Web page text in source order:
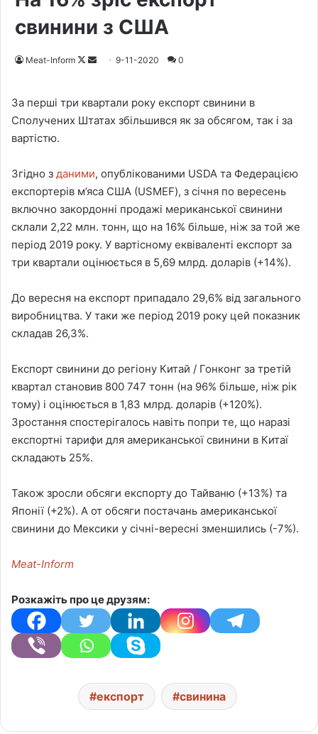
свинини з США
Meat-Inform
F
o
n
X
d
a
m
a
i
l
9-11-2020 0
За перші три квартали року експорт свинини в
Сполучених Штатах збільшився як за обсягом, так і за
вартістю.
Згідно з даними, опублікованими USDA та Федерацією
експортерів м’яса США (USMEF), з січня по вересень
включно закордонні продажі мериканської свинини
склали 2,22 млн. тонн, що на 16% більше, ніж за той же
період 2019 року. У вартісному еквіваленті експорт за
три квартали оцінюється в 5,69 млрд. доларів (+14%).
До вересня на експорт припадало 29,6% від загального
виробництва. У таки же період 2019 року цей показник
складав 26,3%.
Експорт свинини до регіону Китай / Гонконг за третій
квартал становив 800 747 тонн (на 96% більше, ніж рік
тому) і оцінюється в 1,83 млрд. доларів (+120%).
Зростання спостерігалось навіть попри те, що наразі
експортні тарифи для американської свинини в Китаї
складають 25%.
Також зросли обсяги експорту до Тайваню (+13%) та
Японії (+2%). А от обсяги постачань американської
свинини до Мексики у січні-вересні зменшились (-7%).
Meat-Inform
Розкажіть про це друзям:
експорт свинина